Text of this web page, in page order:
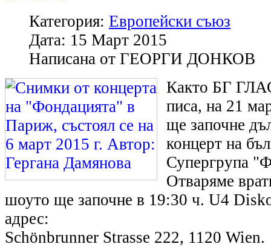
Категория: Европейски съюз
Дата: 15 Март 2015
Написана от ГЕОРГИ ДОНКОВ
Както БГ
писа, на 21
ще започне
концерт на
Супергрупа
Отваряме
шоуто ще започне в 19:30 ч. U4
адрес:
Schönbrunner Strasse 222, 1120 Wien.